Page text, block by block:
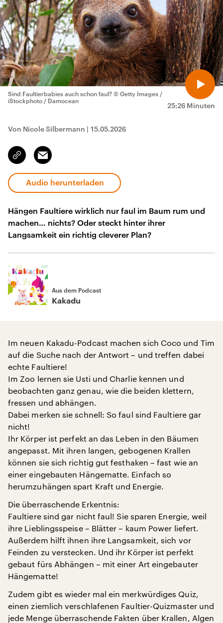
25:26 Minuten
Sind Faultierbabies auch schon faul? © Getty Images /
iStockphoto / Damocean
Von Nicole Silbermann | 15.05.2026
Link
kopieren/teilen
Email
Audio herunterladen
Hängen Faultiere wirklich nur faul im Baum rum und
machen… nichts? Oder steckt hinter ihrer
Langsamkeit ein richtig cleverer Plan?
Aus dem Podcast
Kakadu
Im neuen Kakadu-Podcast machen sich Coco und Tim
auf die Suche nach der Antwort – und treffen dabei
echte Faultiere!
Im Zoo lernen sie Usti und Charlie kennen und
beobachten ganz genau, wie die beiden klettern,
fressen und abhängen.
Dabei merken sie schnell: So faul sind Faultiere gar
nicht!
Ihr Körper ist perfekt an das Leben in den Bäumen
angepasst. Mit ihren langen, gebogenen Krallen
können sie sich richtig gut festhaken – fast wie an
einer eingebauten Hängematte. Einfach so
herumzuhängen spart Kraft und Energie.
Die überraschende Erkentnis:
Faultiere sind gar nicht faul! Sie sparen Energie, weil
ihre Lieblingsspeise – Blätter – kaum Power liefert.
Außerdem hilft ihnen ihre Langsamkeit, sich vor
Feinden zu verstecken. Und ihr Körper ist perfekt
gebaut fürs Abhängen – mit einer Art eingebauter
Hängematte!
Zudem gibt es wieder mal ein merkwürdiges Quiz,
einen ziemlich verschlafenen Faultier-Quizmaster und
jede Menge überraschende Fakten über Krallen, Algen